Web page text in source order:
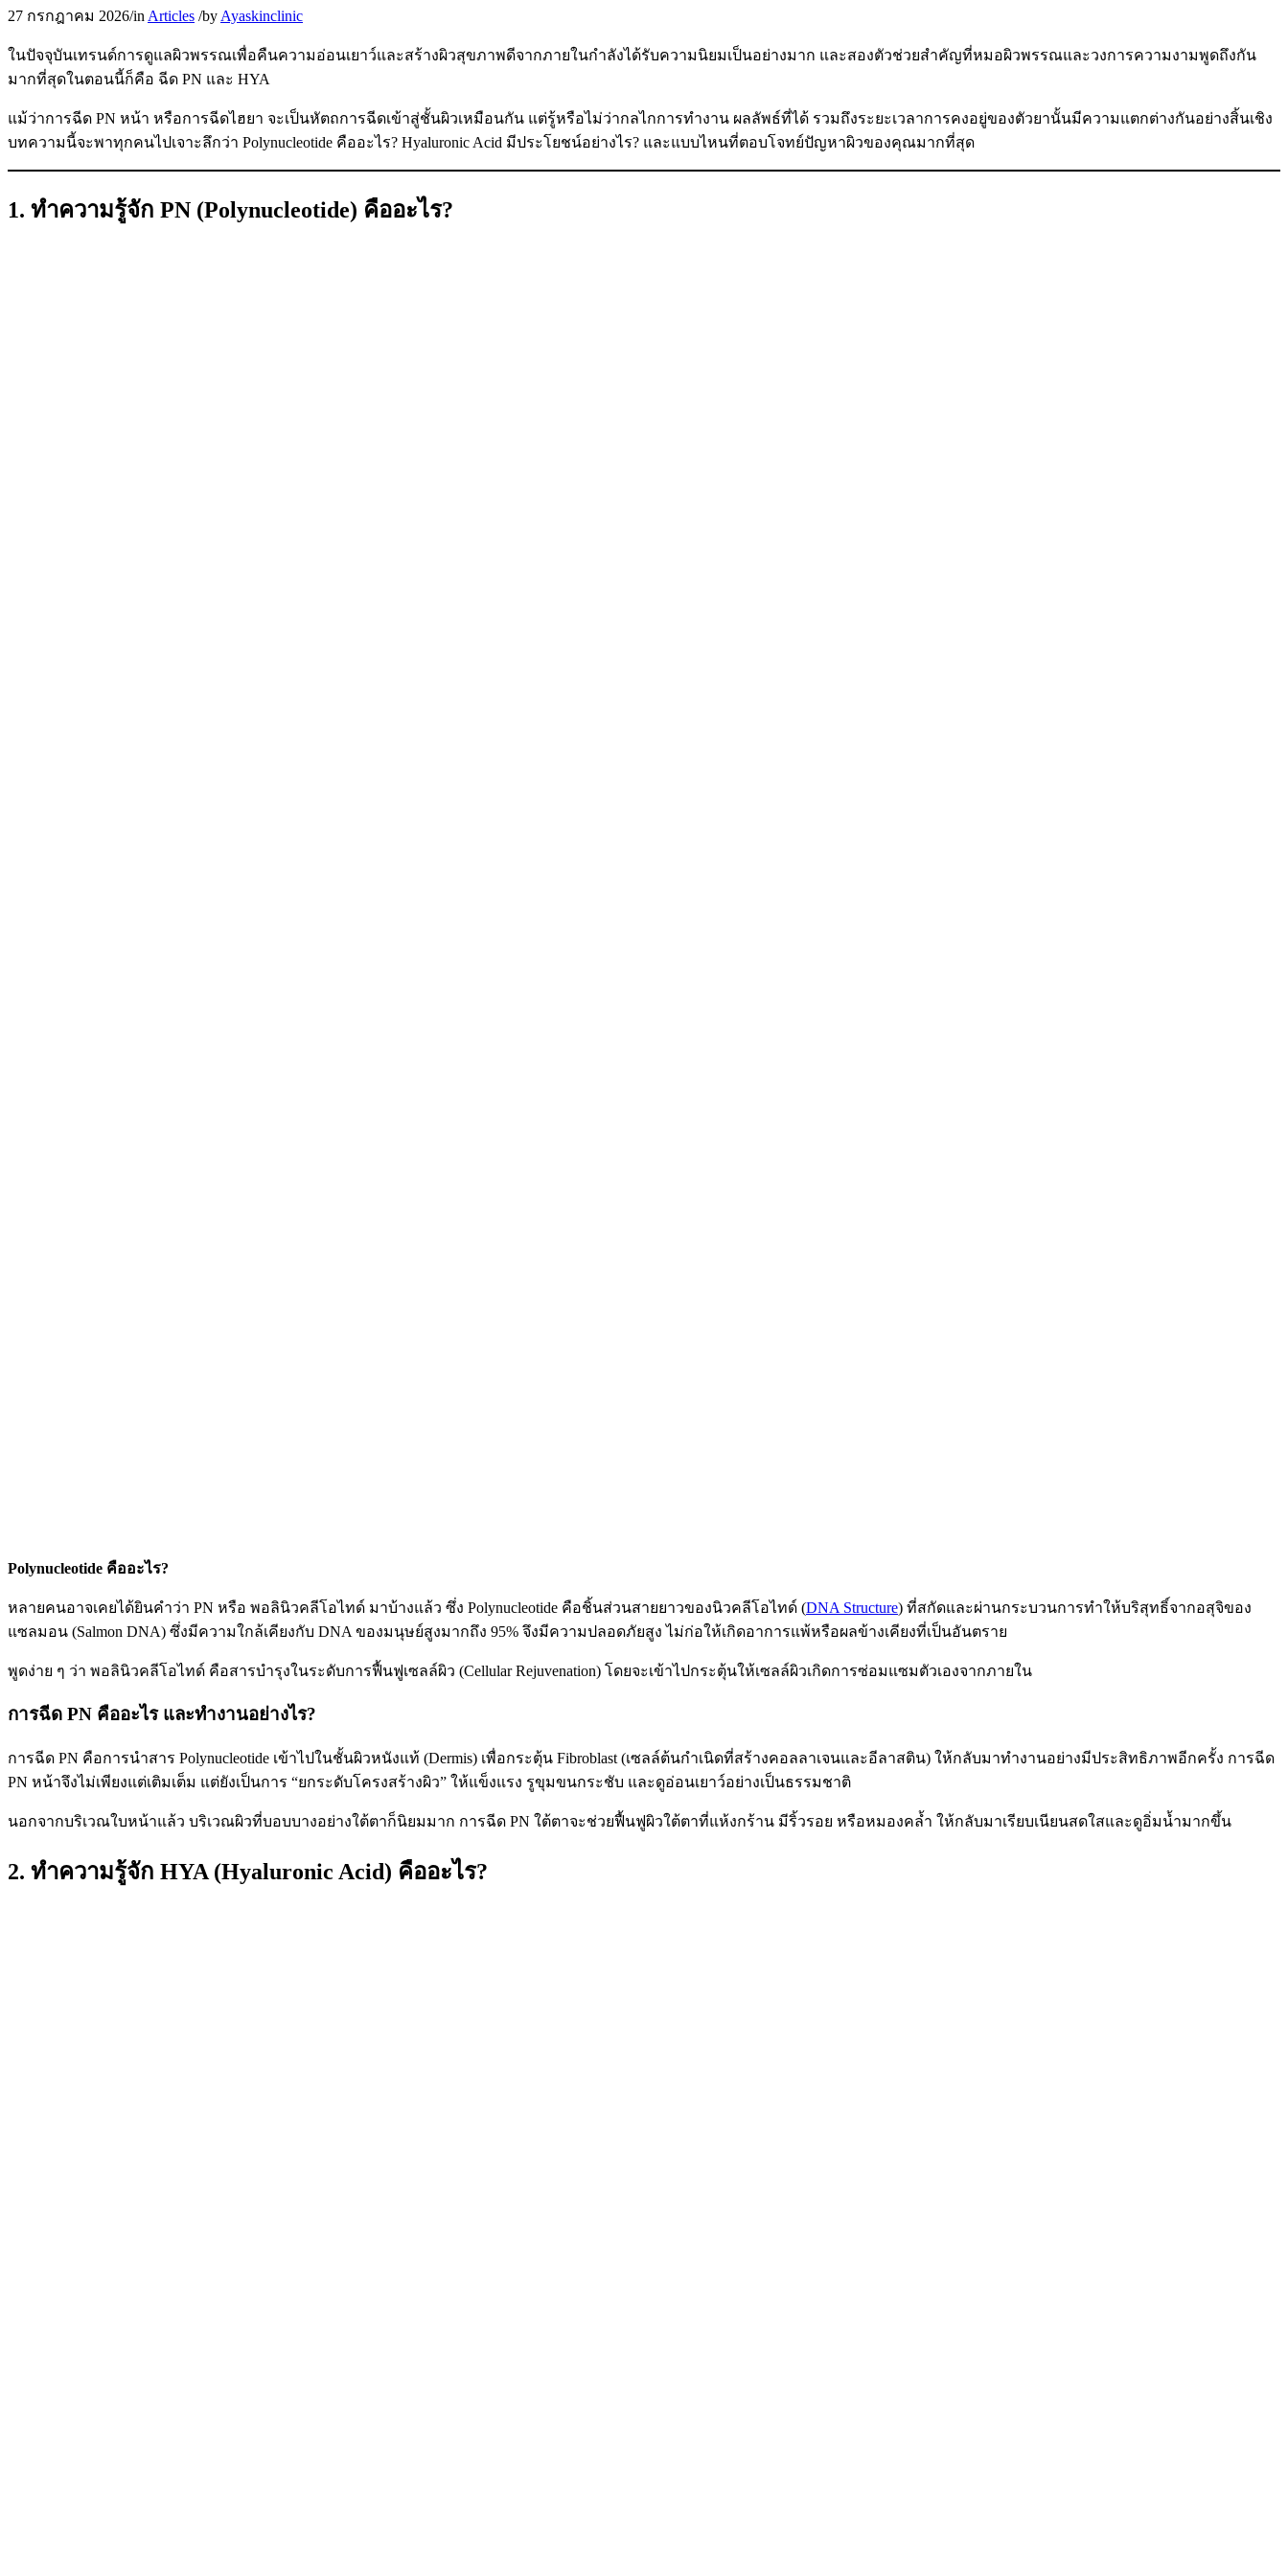
27 กรกฎาคม 2026/in Articles /by Ayaskinclinic
ในปัจจุบันเทรนด์การดูแลผิวพรรณเพื่อคืนความอ่อนเยาว์และสร้างผิวสุขภาพดีจากภายในกำลังได้รับความนิยมเป็นอย่างมาก และสองตัวช่วยสำคัญที่หมอผิวพรรณและวงการความงามพูดถึงกัน
มากที่สุดในตอนนี้ก็คือ ฉีด PN และ HYA
แม้ว่าการฉีด PN หน้า หรือการฉีดไฮยา จะเป็นหัตถการฉีดเข้าสู่ชั้นผิวเหมือนกัน แต่รู้หรือไม่ว่ากลไกการทำงาน ผลลัพธ์ที่ได้ รวมถึงระยะเวลาการคงอยู่ของตัวยานั้นมีความแตกต่างกันอย่างสิ้นเชิง
บทความนี้จะพาทุกคนไปเจาะลึกว่า Polynucleotide คืออะไร? Hyaluronic Acid มีประโยชน์อย่างไร? และแบบไหนที่ตอบโจทย์ปัญหาผิวของคุณมากที่สุด
1. ทำความรู้จัก PN (Polynucleotide) คืออะไร?
Polynucleotide คืออะไร?
หลายคนอาจเคยได้ยินคำว่า PN หรือ พอลินิวคลีโอไทด์ มาบ้างแล้ว ซึ่ง Polynucleotide คือชิ้นส่วนสายยาวของนิวคลีโอไทด์ (DNA Structure) ที่สกัดและผ่านกระบวนการทำให้บริสุทธิ์จากอสุจิของ
แซลมอน (Salmon DNA) ซึ่งมีความใกล้เคียงกับ DNA ของมนุษย์สูงมากถึง 95% จึงมีความปลอดภัยสูง ไม่ก่อให้เกิดอาการแพ้หรือผลข้างเคียงที่เป็นอันตราย
พูดง่าย ๆ ว่า พอลินิวคลีโอไทด์ คือสารบำรุงในระดับการฟื้นฟูเซลล์ผิว (Cellular Rejuvenation) โดยจะเข้าไปกระตุ้นให้เซลล์ผิวเกิดการซ่อมแซมตัวเองจากภายใน
การฉีด PN คืออะไร และทำงานอย่างไร?
การฉีด PN คือการนำสาร Polynucleotide เข้าไปในชั้นผิวหนังแท้ (Dermis) เพื่อกระตุ้น Fibroblast (เซลล์ต้นกำเนิดที่สร้างคอลลาเจนและอีลาสติน) ให้กลับมาทำงานอย่างมีประสิทธิภาพอีกครั้ง การฉีด
PN หน้าจึงไม่เพียงแต่เติมเต็ม แต่ยังเป็นการ “ยกระดับโครงสร้างผิว” ให้แข็งแรง รูขุมขนกระชับ และดูอ่อนเยาว์อย่างเป็นธรรมชาติ
นอกจากบริเวณใบหน้าแล้ว บริเวณผิวที่บอบบางอย่างใต้ตาก็นิยมมาก การฉีด PN ใต้ตาจะช่วยฟื้นฟูผิวใต้ตาที่แห้งกร้าน มีริ้วรอย หรือหมองคล้ำ ให้กลับมาเรียบเนียนสดใสและดูอิ่มน้ำมากขึ้น
2. ทำความรู้จัก HYA (Hyaluronic Acid) คืออะไร?